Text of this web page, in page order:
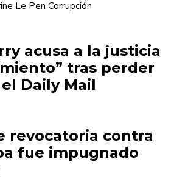
Le Pen Corrupción
acusa a la justicia
tras perder
Daily Mail
revocatoria contra
fue impugnado